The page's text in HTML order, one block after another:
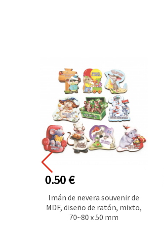
0.50 €
Imán de nevera souvenir de
MDF, diseño de ratón, mixto,
70~80 x 50 mm